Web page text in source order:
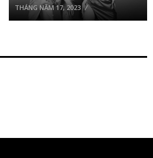
THÁNG NĂM 17, 2023